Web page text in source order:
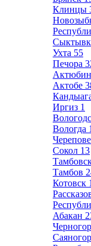
Клинцы
Ухта 55
Печора
Актобе
Иргиз 1
Вологда
Сокол 13
Тамбов
Котовск
Абакан